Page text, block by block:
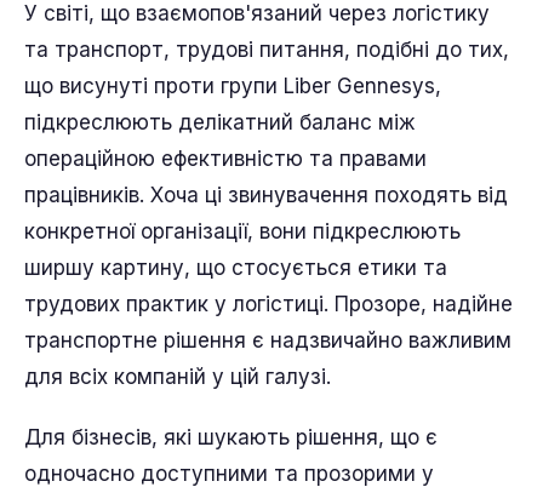
У світі, що взаємопов'язаний через логістику
та транспорт, трудові питання, подібні до тих,
що висунуті проти групи Liber Gennesys,
підкреслюють делікатний баланс між
операційною ефективністю та правами
працівників. Хоча ці звинувачення походять від
конкретної організації, вони підкреслюють
ширшу картину, що стосується етики та
трудових практик у логістиці. Прозоре, надійне
транспортне рішення є надзвичайно важливим
для всіх компаній у цій галузі.
Для бізнесів, які шукають рішення, що є
одночасно доступними та прозорими у